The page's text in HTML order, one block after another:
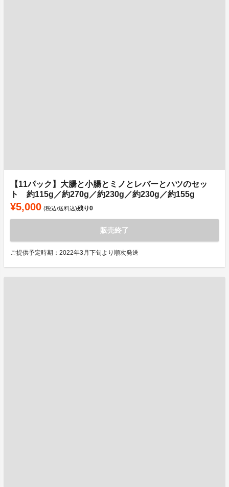
【11パック】大腸と小腸とミノとレバーとハツのセッ
ト 約115g／約270g／約230g／約230g／約155g
¥5,000 (税込/送料込)残り0
販売終了
ご提供予定時期：2022年3月下旬より順次発送